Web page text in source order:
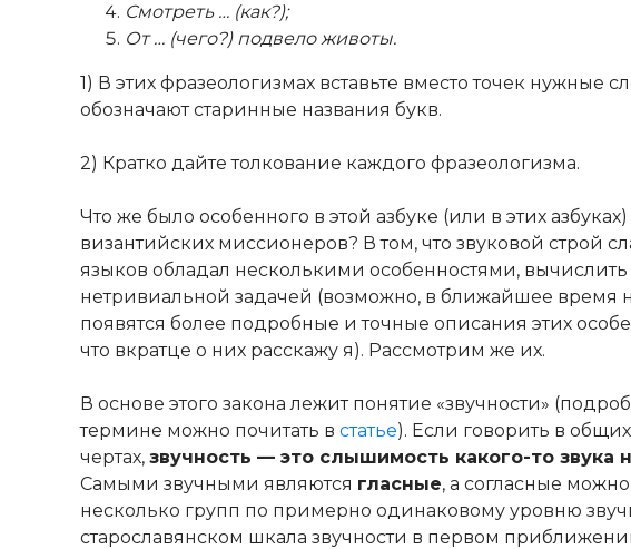
Смотреть … (как?);
От … (чего?) подвело животы.
1) В этих фразеологизмах вставьте вместо точек нужные
обозначают старинные названия букв.
2) Кратко дайте толкование каждого фразеологизма.
Что же было особенного в этой азбуке (или в этих
византийских миссионеров? В том, что звуковой строй
языков обладал несколькими особенностями,
нетривиальной задачей (возможно, в ближайшее время
появятся более подробные и точные описания этих
что вкратце о них расскажу я). Рассмотрим же их.
В основе этого закона лежит понятие «звучности»
термине можно почитать в статье). Если говорить в общих
чертах, звучность — это слышимость какого-то звука
Самыми звучными являются гласные, а согласные
несколько групп по примерно одинаковому уровню
старославянском шкала звучности в первом